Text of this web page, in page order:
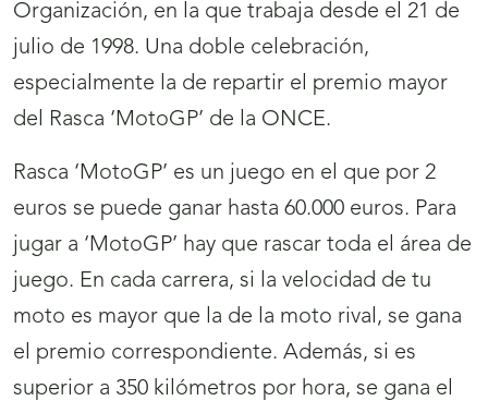
Organización, en la que trabaja desde el 21 de
julio de 1998. Una doble celebración,
especialmente la de repartir el premio mayor
del Rasca ‘MotoGP’ de la ONCE.
Rasca ‘MotoGP’ es un juego en el que por 2
euros se puede ganar hasta 60.000 euros. Para
jugar a ‘MotoGP’ hay que rascar toda el área de
juego. En cada carrera, si la velocidad de tu
moto es mayor que la de la moto rival, se gana
el premio correspondiente. Además, si es
superior a 350 kilómetros por hora, se gana el